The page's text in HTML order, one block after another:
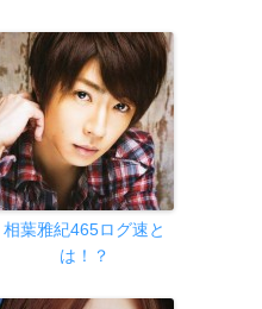
相葉雅紀465ログ速と
は！？